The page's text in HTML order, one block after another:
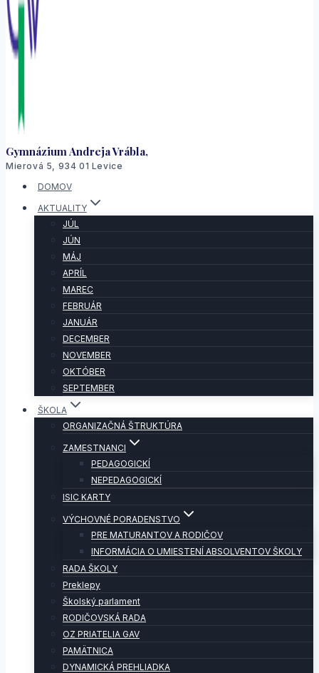
Gymnázium Andreja Vrábla,
Mierová 5, 934 01 Levice
DOMOV
AKTUALITY
JÚL
JÚN
MÁJ
APRÍL
MAREC
FEBRUÁR
JANUÁR
DECEMBER
NOVEMBER
OKTÓBER
SEPTEMBER
ŠKOLA
ORGANIZAČNÁ ŠTRUKTÚRA
ZAMESTNANCI
PEDAGOGICKÍ
NEPEDAGOGICKÍ
ISIC KARTY
VÝCHOVNÉ PORADENSTVO
PRE MATURANTOV A RODIČOV
INFORMÁCIA O UMIESTENÍ ABSOLVENTOV ŠKOLY
RADA ŠKOLY
Preklepy
Školský parlament
RODIČOVSKÁ RADA
OZ PRIATELIA GAV
PAMÄTNICA
DYNAMICKÁ PREHLIADKA